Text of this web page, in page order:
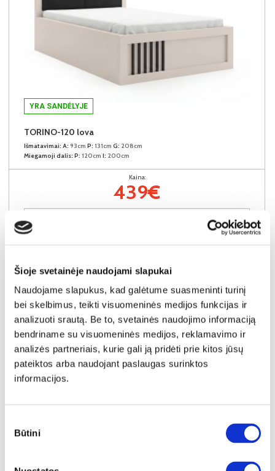
Šioje svetainėje naudojami slapukai
Naudojame slapukus, kad galėtume suasmeninti turinį
bei skelbimus, teikti visuomeninės medijos funkcijas ir
analizuoti srautą. Be to, svetainės naudojimo informaciją
bendriname su visuomeninės medijos, reklamavimo ir
analizės partneriais, kurie gali ją pridėti prie kitos jūsų
pateiktos arba naudojant paslaugas surinktos
informacijos.
pasirinkimas
Būtini
YRA SANDĖLYJE
TORINO-120 lova
Išmatavimai: A: 93cm P: 131cm G: 208cm
Miegamoji dalis: P: 120cm I: 200cm
Kaina:
439€